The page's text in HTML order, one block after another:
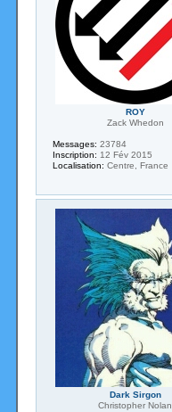
ROY
Zack Whedon
Messages: 23784
Inscription: 12 Fév 2015
Localisation: Centre, France
Dark Sirgon
Christopher Nolan